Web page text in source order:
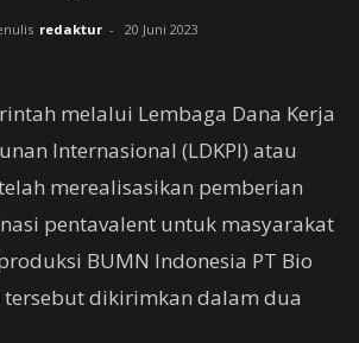
redaktur - 20 Juni 2023
melalui Lembaga Dana Kerja
Internasional (LDKPI) atau
merealisasikan pemberian
pentavalent untuk masyarakat
BUMN Indonesia PT Bio
tersebut dikirimkan dalam dua